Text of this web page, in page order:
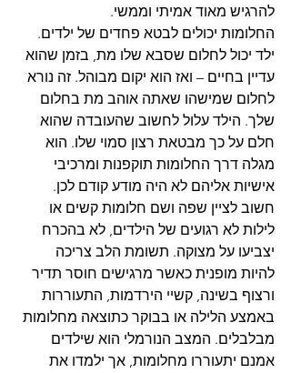
להרגיש מאוד אמיתי וממשי.
החלומות יכולים לבטא פחדים של ילדים.
ילד יכול לחלום שסבא שלו מת, בזמן שהוא
עדיין בחיים – ואז הוא יקום מבוהל. זה נורא
לחלום שמישהו שאתה אוהב מת בחלום
שלך. הילד עלול לחשוב שהעובדה שהוא
חלם על כך מבטאת רצון סמוי שלו. הוא
מגלה דרך החלומות תוקפנות ומרכיבי
אישיות אליהם לא היה מודע קודם לכן.
חשוב לציין שפה ושם חלומות קשים או
לילות לא רגועים של הילדים, לא בהכרח
יצביעו על מצוקה. תשומת הלב צריכה
להיות מופנית כאשר מרגישים חוסר תדיר
ורצוף בשינה, קשיי הירדמות, התעוררות
באמצע הלילה או בבוקר כתוצאה מחלומות
מבלבלים. המצב הנורמלי הוא שילדים
אמנם יתעוררו מחלומות, אך ילמדו את